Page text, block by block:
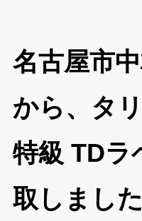
名古屋市
から、タ
特級 TDラ
取しました